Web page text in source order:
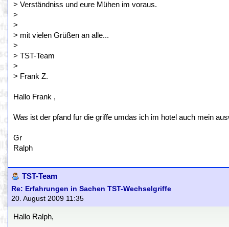
> Verständniss und eure Mühen im voraus.
>
>
> mit vielen Grüßen an alle...
>
> TST-Team
>
> Frank Z.
Hallo Frank ,
Was ist der pfand fur die griffe umdas ich im hotel auch mein
Gr
Ralph
TST-Team
Re: Erfahrungen in Sachen TST-Wechselgriffe
20. August 2009 11:35
Hallo Ralph,